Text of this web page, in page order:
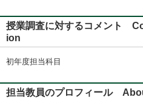
授業調査に対するコメント
ion
初年度担当科目
担当教員のプロフィール